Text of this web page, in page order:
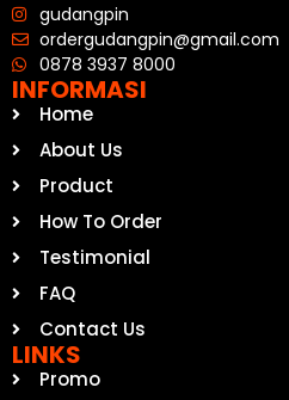
gudangpin
ordergudangpin@gmail.com
0878 3937 8000
INFORMASI
Home
About Us
Product
How To Order
Testimonial
FAQ
Contact Us
LINKS
Promo